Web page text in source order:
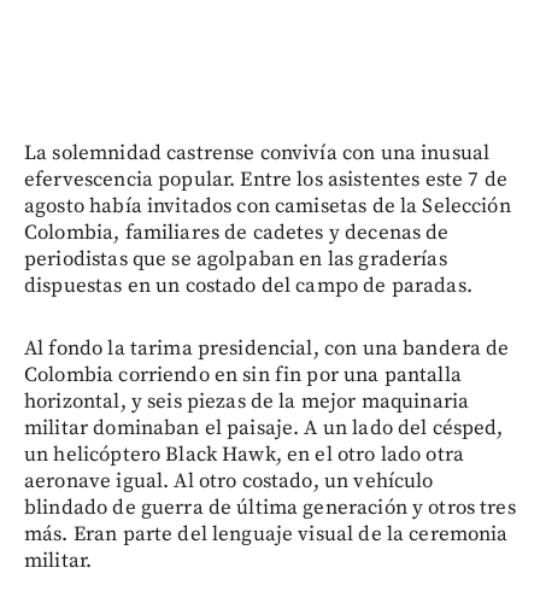
La solemnidad castrense convivía con una inusual
efervescencia popular. Entre los asistentes este 7 de
agosto había invitados con camisetas de la Selección
Colombia, familiares de cadetes y decenas de
periodistas que se agolpaban en las graderías
dispuestas en un costado del campo de paradas.
Al fondo la tarima presidencial, con una bandera de
Colombia corriendo en sin fin por una pantalla
horizontal, y seis piezas de la mejor maquinaria
militar dominaban el paisaje. A un lado del césped,
un helicóptero Black Hawk, en el otro lado otra
aeronave igual. Al otro costado, un vehículo
blindado de guerra de última generación y otros tres
más. Eran parte del lenguaje visual de la ceremonia
militar.